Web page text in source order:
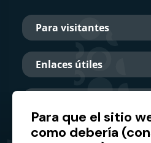
Para visitantes
Enlaces útiles
Para que el sitio
como debería